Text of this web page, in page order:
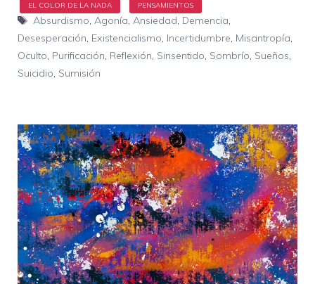
Etiquetas
Absurdismo, Agonía, Ansiedad, Demencia,
Desesperación, Existencialismo, Incertidumbre, Misantropía,
Oculto, Purificación, Reflexión, Sinsentido, Sombrío, Sueños,
Suicidio, Sumisión